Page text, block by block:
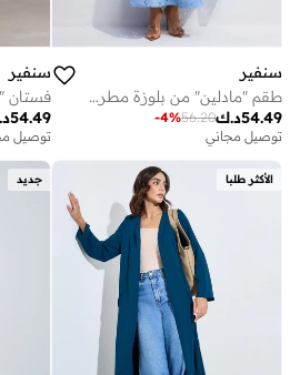
سنفير
طقم "مادلين" من بلوزة مطرزة بالدانتيل وتنورة ماكسي
د.ك54.49
56.20
-4%
توصيل مجاني
سنفير
54.49
توصيل
الأكثر طلبا جديد